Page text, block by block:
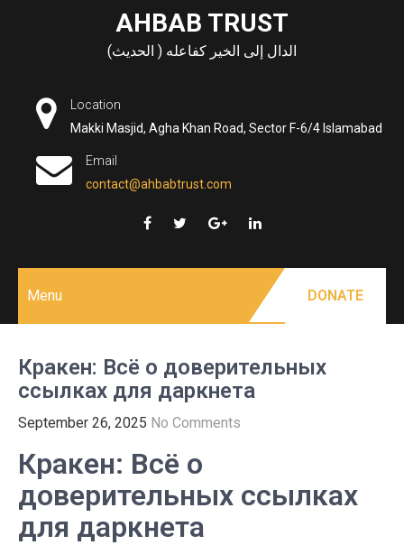
AHBAB TRUST
الدال إلى الخير كفاعله ( الحديث)
Location
Makki Masjid, Agha Khan Road, Sector F-6/4 Islamabad
Email
contact@ahbabtrust.com
Menu DONATE
Кракен: Всё о доверительных
ссылках для даркнета
September 26, 2025 No Comments
Кракен: Всё о
доверительных ссылках
для даркнета